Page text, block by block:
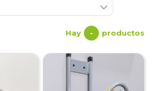
Hay - productos